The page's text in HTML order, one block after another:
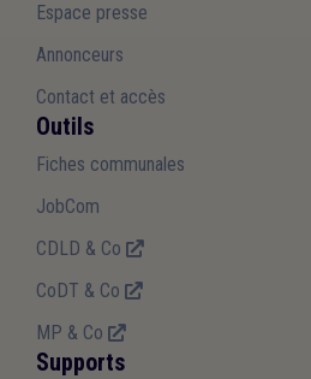
Espace presse
Annonceurs
Contact et accès
Outils
Fiches communales
JobCom
CDLD & Co
CoDT & Co
MP & Co
Supports